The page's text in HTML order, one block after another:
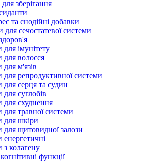
зберігання
та снодійні добавки
для сечостатевої системи
для імунітету
для волосся
для м'язів
для репродуктивної системи
для серця та судин
для суглобів
для схуднення
для травної системи
для шкіри
для щитовидної залози
енергетичні
з колагену
функції